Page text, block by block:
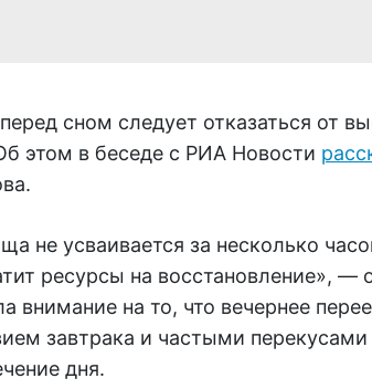
сном следует отказаться от
этом в беседе с РИА Новости
не усваивается за несколько
ресурсы на восстановление», —
внимание на то, что вечернее
завтрака и частыми
дня.